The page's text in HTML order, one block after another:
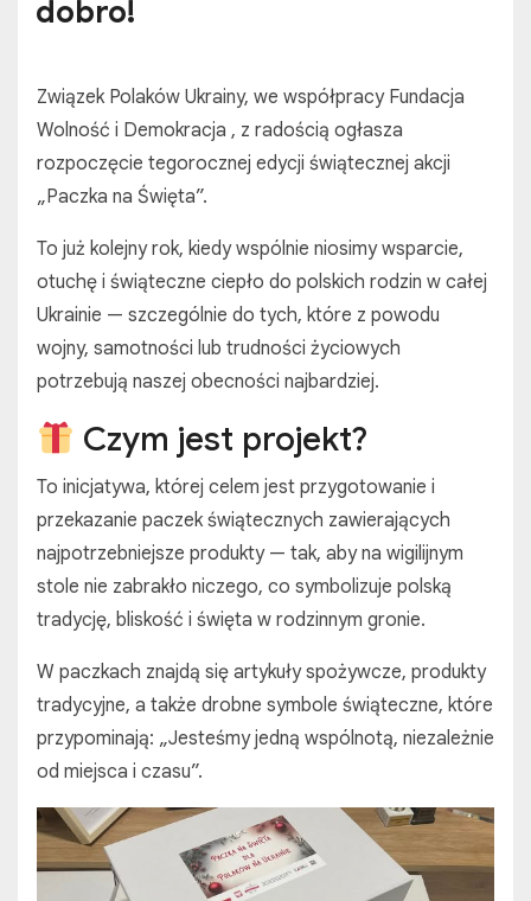
dobro!
Związek Polaków Ukrainy, we współpracy Fundacja
Wolność i Demokracja , z radością ogłasza
rozpoczęcie tegorocznej edycji świątecznej akcji
„Paczka na Święta”.
To już kolejny rok, kiedy wspólnie niosimy wsparcie,
otuchę i świąteczne ciepło do polskich rodzin w całej
Ukrainie — szczególnie do tych, które z powodu
wojny, samotności lub trudności życiowych
potrzebują naszej obecności najbardziej.
Czym jest projekt?
To inicjatywa, której celem jest przygotowanie i
przekazanie paczek świątecznych zawierających
najpotrzebniejsze produkty — tak, aby na wigilijnym
stole nie zabrakło niczego, co symbolizuje polską
tradycję, bliskość i święta w rodzinnym gronie.
W paczkach znajdą się artykuły spożywcze, produkty
tradycyjne, a także drobne symbole świąteczne, które
przypominają: „Jesteśmy jedną wspólnotą, niezależnie
od miejsca i czasu”.